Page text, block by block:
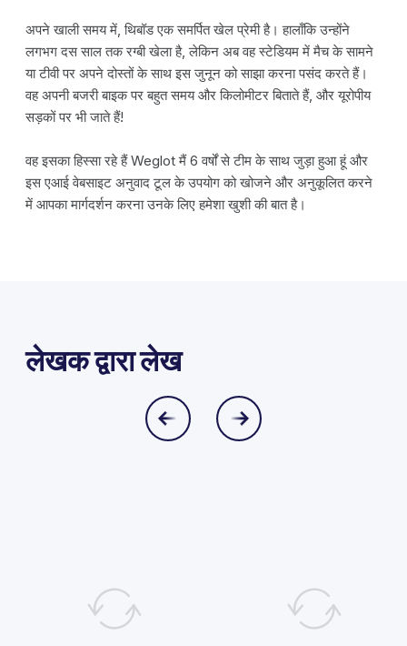
अपने खाली समय में, थिबॉड एक समर्पित खेल प्रेमी है। हालाँकि उन्होंने
लगभग दस साल तक रग्बी खेला है, लेकिन अब वह स्टेडियम में मैच के सामने
या टीवी पर अपने दोस्तों के साथ इस जुनून को साझा करना पसंद करते हैं।
वह अपनी बजरी बाइक पर बहुत समय और किलोमीटर बिताते हैं, और यूरोपीय
सड़कों पर भी जाते हैं!
वह इसका हिस्सा रहे हैं Weglot मैं 6 वर्षों से टीम के साथ जुड़ा हुआ हूं और
इस एआई वेबसाइट अनुवाद टूल के उपयोग को खोजने और अनुकूलित करने
में आपका मार्गदर्शन करना उनके लिए हमेशा खुशी की बात है।
लेखक द्वारा लेख